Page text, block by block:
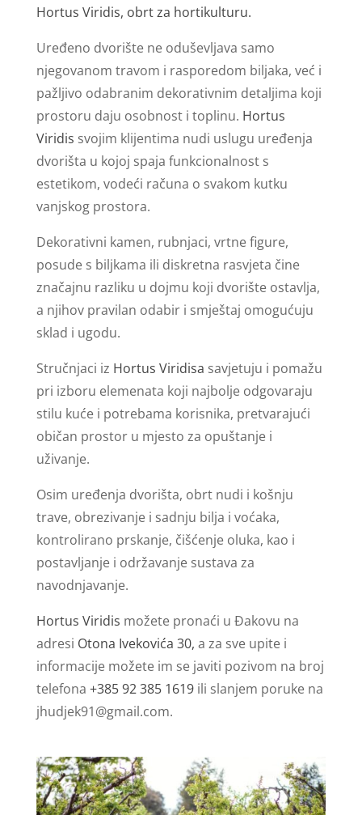
Hortus Viridis, obrt za hortikulturu.
Uređeno dvorište ne oduševljava samo
njegovanom travom i rasporedom biljaka, već i
pažljivo odabranim dekorativnim detaljima koji
prostoru daju osobnost i toplinu. Hortus
Viridis svojim klijentima nudi uslugu uređenja
dvorišta u kojoj spaja funkcionalnost s
estetikom, vodeći računa o svakom kutku
vanjskog prostora.
Dekorativni kamen, rubnjaci, vrtne figure,
posude s biljkama ili diskretna rasvjeta čine
značajnu razliku u dojmu koji dvorište ostavlja,
a njihov pravilan odabir i smještaj omogućuju
sklad i ugodu.
Stručnjaci iz Hortus Viridisa savjetuju i pomažu
pri izboru elemenata koji najbolje odgovaraju
stilu kuće i potrebama korisnika, pretvarajući
običan prostor u mjesto za opuštanje i
uživanje.
Osim uređenja dvorišta, obrt nudi i košnju
trave, obrezivanje i sadnju bilja i voćaka,
kontrolirano prskanje, čišćenje oluka, kao i
postavljanje i održavanje sustava za
navodnjavanje.
Hortus Viridis možete pronaći u Đakovu na
adresi Otona Ivekovića 30, a za sve upite i
informacije možete im se javiti pozivom na broj
telefona +385 92 385 1619ili slanjem poruke na
jhudjek91@gmail.com.